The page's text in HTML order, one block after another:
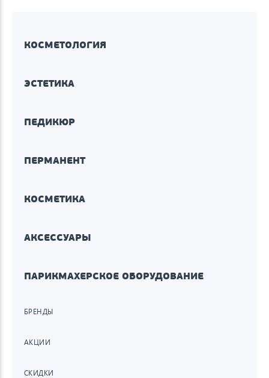
КОСМЕТОЛОГИЯ
ЭСТЕТИКА
ПЕДИКЮР
ПЕРМАНЕНТ
КОСМЕТИКА
АКСЕССУАРЫ
ПАРИКМАХЕРСКОЕ ОБОРУДОВАНИЕ
БРЕНДЫ
АКЦИИ
СКИДКИ